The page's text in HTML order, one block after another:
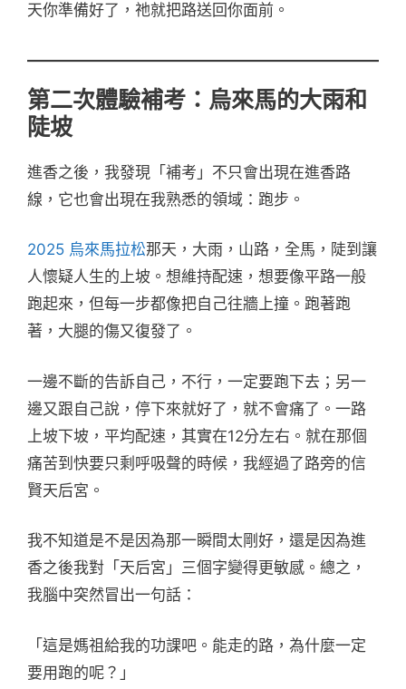
天你準備好了，祂就把路送回你面前。
第二次體驗補考：烏來馬的大雨和
陡坡
進香之後，我發現「補考」不只會出現在進香路
線，它也會出現在我熟悉的領域：跑步。
2025 烏來馬拉松那天，大雨，山路，全馬，陡到讓
人懷疑人生的上坡。想維持配速，想要像平路一般
跑起來，但每一步都像把自己往牆上撞。跑著跑
著，大腿的傷又復發了。
一邊不斷的告訴自己，不行，一定要跑下去；另一
邊又跟自己說，停下來就好了，就不會痛了。一路
上坡下坡，平均配速，其實在12分左右。就在那個
痛苦到快要只剩呼吸聲的時候，我經過了路旁的信
賢天后宮。
我不知道是不是因為那一瞬間太剛好，還是因為進
香之後我對「天后宮」三個字變得更敏感。總之，
我腦中突然冒出一句話：
「這是媽祖給我的功課吧。能走的路，為什麼一定
要用跑的呢？」